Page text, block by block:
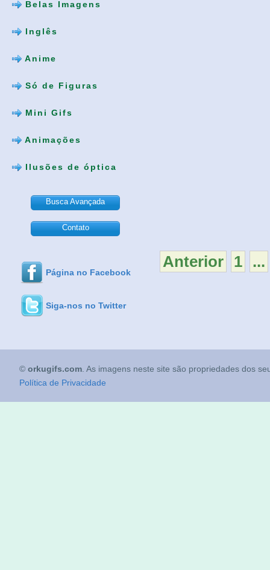
Belas Imagens
Inglês
Anime
Só de Figuras
Mini Gifs
Animações
Ilusões de óptica
Busca Avançada
Contato
Página no Facebook
Siga-nos no Twitter
Anterior 1 ...
© orkugifs.com . As imagens neste site são propriedades dos
Política de Privacidade